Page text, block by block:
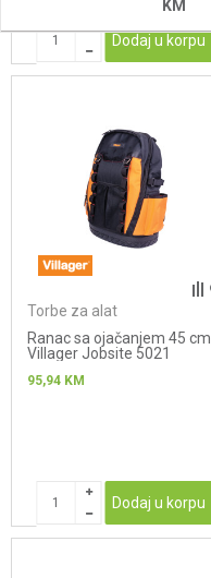
KM
Dodaj u korpu
Torbe za alat
Ranac sa ojačanjem 45 cm
Villager Jobsite 5021
95,94 KM
Dodaj u korpu